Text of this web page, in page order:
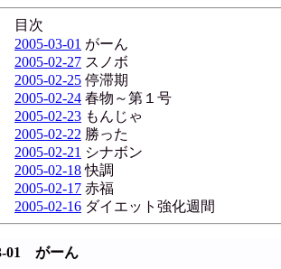
目次
2005-03-01 がーん
2005-02-27 スノボ
2005-02-25 停滞期
2005-02-24 春物～第１号
2005-02-23 もんじゃ
2005-02-22 勝った
2005-02-21 シナボン
2005-02-18快調
2005-02-17 赤福
2005-02-16 ダイエット強化週間
01 がーん